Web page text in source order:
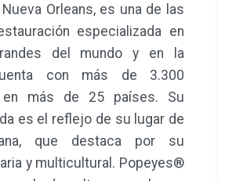
Orleans, es una de las
especializada en
del mundo y en la
con más de 3.300
en más de 25 países. Su
es el reflejo de su lugar de
que destaca por su
y multicultural. Popeyes®